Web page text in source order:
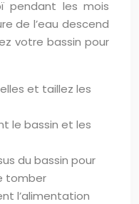
pendant les mois
de l’eau descend
votre bassin pour
et taillez les
le bassin et les
du bassin pour
tomber
l’alimentation